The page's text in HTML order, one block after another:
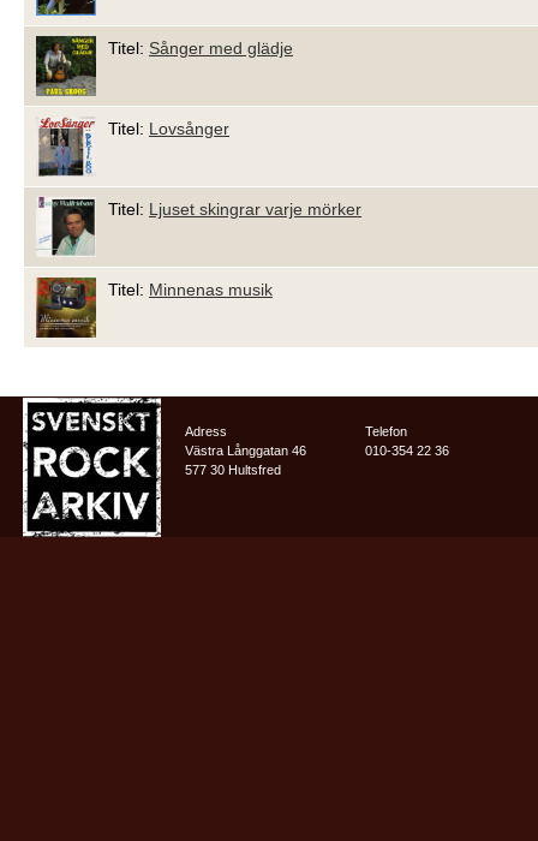
Titel: Sånger med glädje
Titel: Lovsånger
Titel: Ljuset skingrar varje mörker
Titel: Minnenas musik
Adress
Västra Långgatan 46
577 30 Hultsfred
Telefon
010-354 22 36